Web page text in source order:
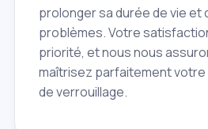
prolonger sa durée de vie et
problèmes. Votre
priorité, et nous nous
maîtrisez parfaitement
de verrouillage.